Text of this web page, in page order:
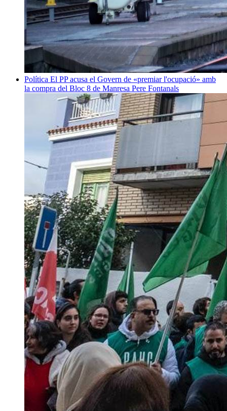
Política El PP acusa el Govern de «premiar l'ocupació» amb
la compra del Bloc 8 de Manresa Pere Fontanals